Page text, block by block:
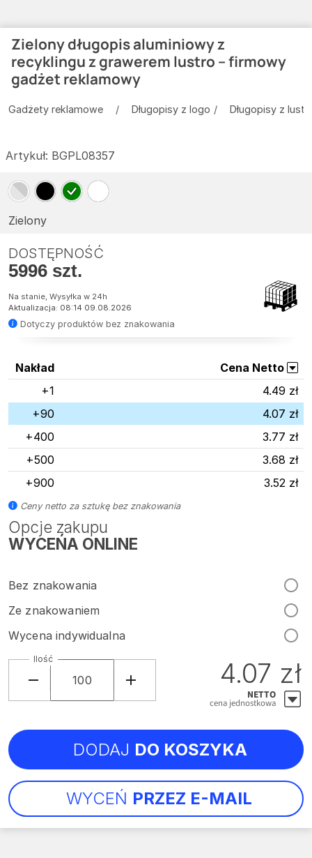
Zielony długopis aluminiowy z
recyklingu z grawerem lustro – firmowy
gadżet reklamowy
Gadżety reklamowe Długopisy z logo Długopisy z
Artykuł: BGPL08357
Zielony
DOSTĘPNOŚĆ
5996 szt.
Na stanie, Wysyłka w 24h
Aktualizacja: 08:14 09.08.2026
Dotyczy produktów bez znakowania
Opcje zakupu
WYCEŃA ONLINE
Bez znakowania
Ze znakowaniem
Wycena indywidualna
Nakład
Cena Netto
+1
4.49 zł
+90
4.07 zł
+400
3.77 zł
+500
3.68 zł
+900
3.52 zł
Ceny netto za sztukę bez znakowania
Ilość 4.07 zł
NETTO
cena jednostkowa
WYCEŃ PRZEZ E-MAIL
DODAJ DO KOSZYKA